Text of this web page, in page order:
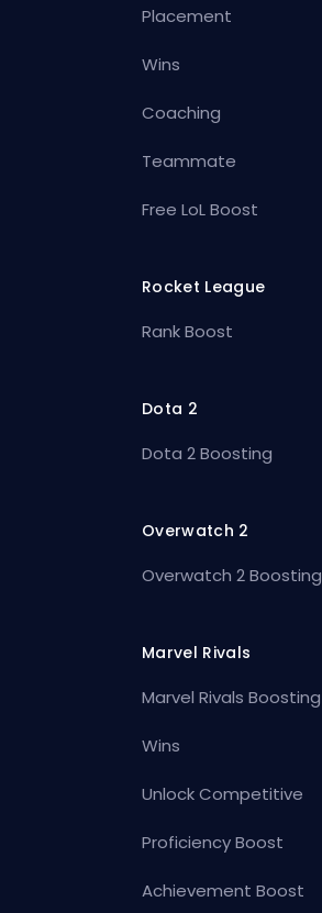
Placement
Wins
Coaching
Teammate
Free LoL Boost
Rocket League
Rank Boost
Dota 2
Dota 2 Boosting
Overwatch 2
Overwatch 2 Boosting
Marvel Rivals
Marvel Rivals Boosting
Wins
Unlock Competitive
Proficiency Boost
Achievement Boost